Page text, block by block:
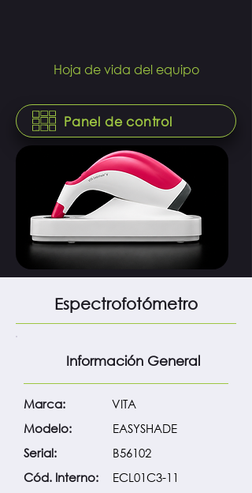
Hoja de vida del equipo
Panel de control
Espectrofotómetro
Información General
Marca:
VITA
Modelo:
EASYSHADE
Serial:
B56102
Cód. Interno:
ECL01C3-11